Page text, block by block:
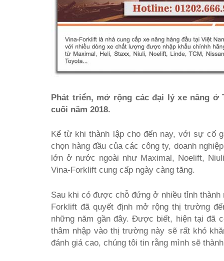
Phát triển, mở rộng các đại lý xe nâng ở
cuối năm 2018.
Kể từ khi thành lập cho đến nay, với sự cố
chọn hàng đầu của các công ty, doanh
lớn ở nước ngoài như Maximal, Noelift,
Vina-Forklift cung cấp ngày càng tăng.
Sau khi có được chỗ đứng ở nhiều tỉnh
Forklift đã quyết định mở rộng thị trường
những năm gần đây. Được biết, hiện tại đã
thâm nhập vào thị trường này sẽ rất khó
đánh giá cao, chúng tôi tin rằng mình sẽ